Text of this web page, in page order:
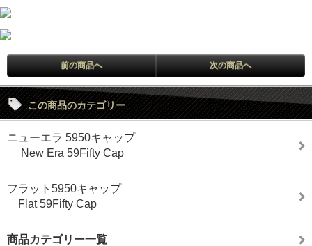
前の商品へ 次の商品へ
この商品のカテゴリー
ニューエラ 5950キャップ
New Era 59Fifty Cap
フラット5950キャップ
Flat 59Fifty Cap
商品カテゴリー一覧